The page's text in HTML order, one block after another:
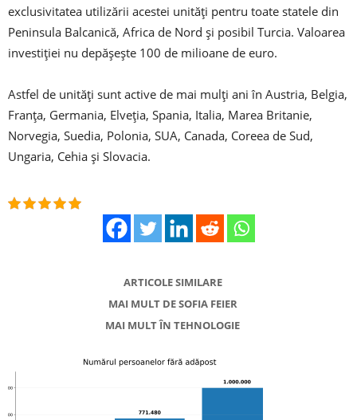
exclusivitatea utilizării acestei unităţi pentru toate statele din
Peninsula Balcanică, Africa de Nord şi posibil Turcia. Valoarea
investiţiei nu depăşeşte 100 de milioane de euro.
Astfel de unităţi sunt active de mai mulţi ani în Austria, Belgia,
Franţa, Germania, Elveţia, Spania, Italia, Marea Britanie,
Norvegia, Suedia, Polonia, SUA, Canada, Coreea de Sud,
Ungaria, Cehia şi Slovacia.
ARTICOLE SIMILARE
MAI MULT DE SOFIA FEIER
MAI MULT ÎN TEHNOLOGIE